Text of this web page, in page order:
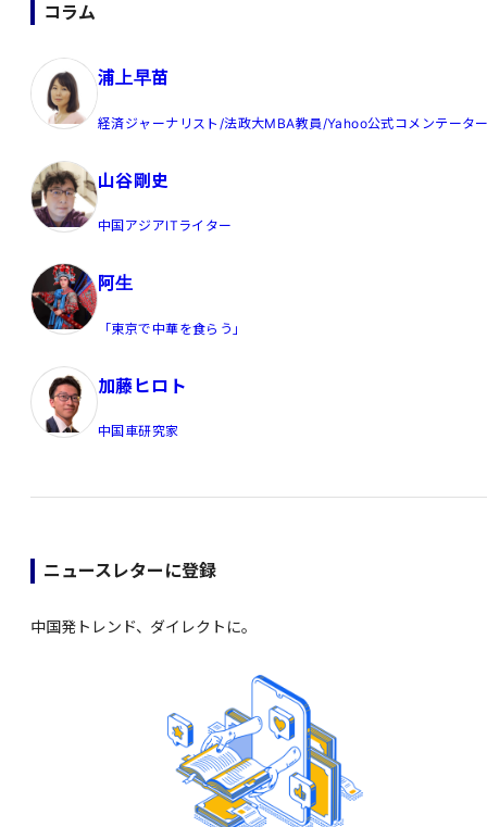
コラム
浦上早苗
経済ジャーナリスト/法政大MBA教員/Yahoo公式コメンテータ
山谷剛史
中国アジアITライター
阿生
「東京で中華を食らう」
加藤ヒロト
中国車研究家
ニュースレターに登録
中国発トレンド、ダイレクトに。